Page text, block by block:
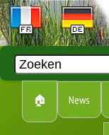
🏠 News